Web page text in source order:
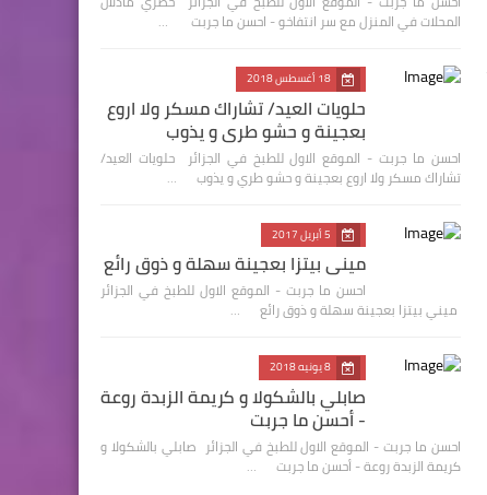
المحلات في المنزل مع سر انتفاخو - احسن ما جربت …
18 أغسطس 2018
حلويات العيد/ تشاراك مسكر ولا اروع
بعجينة و حشو طري و يذوب
احسن ما جربت - الموقع الاول للطبخ في الجزائر حلويات العيد/
تشاراك مسكر ولا اروع بعجينة و حشو طري و يذوب …
5 أبريل 2017
ميني بيتزا بعجينة سهلة و ذوق رائع
احسن ما جربت - الموقع الاول للطبخ في الجزائر
ميني بيتزا بعجينة سهلة و ذوق رائع …
8 يونيه 2018
صابلي بالشكولا و كريمة الزبدة روعة
- أحسن ما جربت
احسن ما جربت - الموقع الاول للطبخ في الجزائر صابلي بالشكولا و
كريمة الزبدة روعة - أحسن ما جربت …